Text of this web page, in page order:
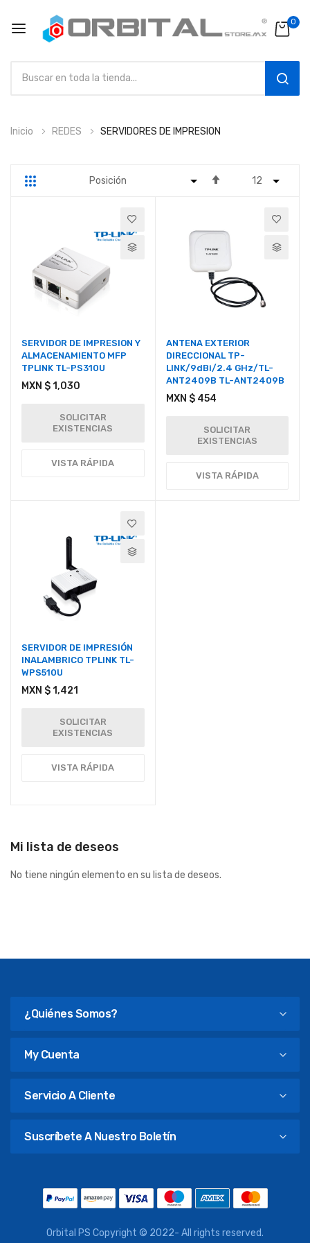
0
alInicio REDES SERVIDORES DE IMPRESION
Parrilla
SERVIDOR DE IMPRESION Y
ALMACENAMIENTO MFP
TPLINK TL-PS310U
MXN $ 1,030
SOLICITAR
EXISTENCIAS
VISTA RÁPIDA
ANTENA EXTERIOR
DIRECCIONAL TP-
LINK/9dBi/2.4 GHz/TL-
ANT2409B TL-ANT2409B
MXN $ 454
SOLICITAR
EXISTENCIAS
VISTA RÁPIDA
SERVIDOR DE IMPRESIÓN
INALAMBRICO TPLINK TL-
WPS510U
MXN $ 1,421
SOLICITAR
EXISTENCIAS
VISTA RÁPIDA
Mi lista de deseos
No tiene ningún elemento en su lista de deseos.
¿Quiénes Somos?
My Cuenta
Servicio A Cliente
Suscríbete A Nuestro Boletín
Orbital PS Copyright © 2022- All rights reserved.